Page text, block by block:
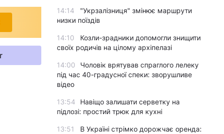
14:14
"Укрзалізниця" змінює маршрути
низки поїздів
14:10
Козли-зрадники допомогли знищити
своїх родичів на цілому архіпелазі
14:00
Чоловік врятував спраглого лелеку
під час 40-градусної спеки: зворушливе
відео
13:54
Навіщо залишати серветку на
підлозі: простий трюк для кухні
13:51
В Україні стрімко дорожчає оренда: